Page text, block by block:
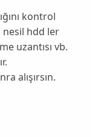
kontrol
nesil hdd ler
uzantısı vb.
alışırsın.